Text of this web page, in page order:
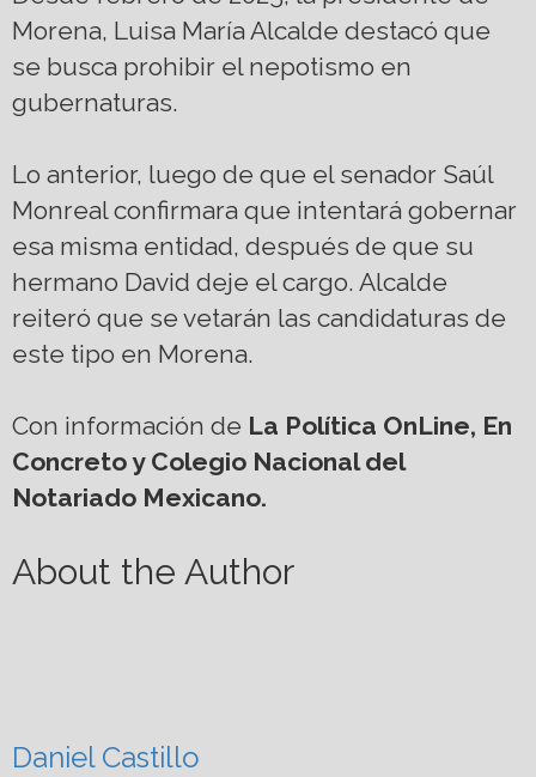
Morena, Luisa María Alcalde destacó que
se busca prohibir el nepotismo en
gubernaturas.
Lo anterior, luego de que el senador Saúl
Monreal confirmara que intentará gobernar
esa misma entidad, después de que su
hermano David deje el cargo. Alcalde
reiteró que se vetarán las candidaturas de
este tipo en Morena.
Con información de La Política OnLine, En
Concreto y Colegio Nacional del
Notariado Mexicano.
About the Author
Daniel Castillo